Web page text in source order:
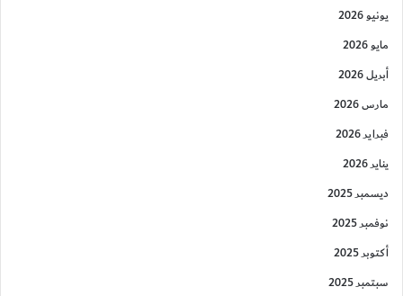
يونيو 2026
مايو 2026
أبريل 2026
مارس 2026
فبراير 2026
يناير 2026
ديسمبر 2025
نوفمبر 2025
أكتوبر 2025
سبتمبر 2025